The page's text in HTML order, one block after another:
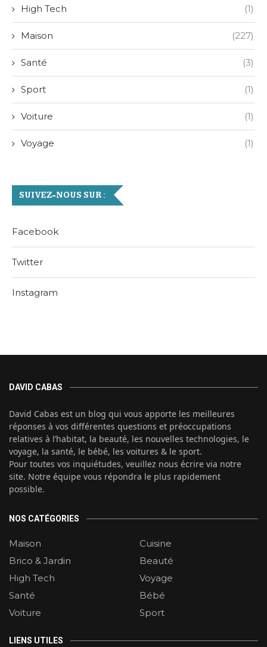
High Tech (1)
Maison (227)
Santé (3)
Sport (1)
Voiture (1)
Voyage (1)
SUIVEZ-NOUS SUR :
Facebook
Twitter
Instagram
DAVID CABAS
David Cabas est un blog qui vous apporte les meilleures
réponses à vos différentes questions et préoccupations
relatives à l’habitat, la beauté, les nouvelles technologies, le
voyage, la santé, le bébé, les voitures & le sport.
Pour toutes vos inquiétudes, veuillez nous écrire via notre
site. Notre équipe vous répondra le plus rapidement
possible.
NOS CATÉGORIES
Maison
Cuisine
Brico & Jardin
Beauté
High Tech
Voyage
Santé
Bébé
Voiture
Sport
LIENS UTILES